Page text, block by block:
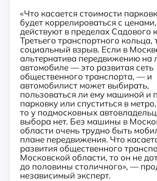
«Что касается стоимости
будет коррелироваться с
действуют в пределах Садового
Третьего транспортного кольца,
социальный взрыв. Если в
альтернатива передвижению на
автомобиле — это развитая сеть
общественного транспорта, — и
автомобилист может выбирать,
пользоваться ли ему машиной и
парковку или спуститься в
то у подмосковных
выбора нет. Без машины в
области очень трудно быть
плане передвижения. Что
развития общественного
Московской области, то он не
до половины столичного», —
независимый эксперт.